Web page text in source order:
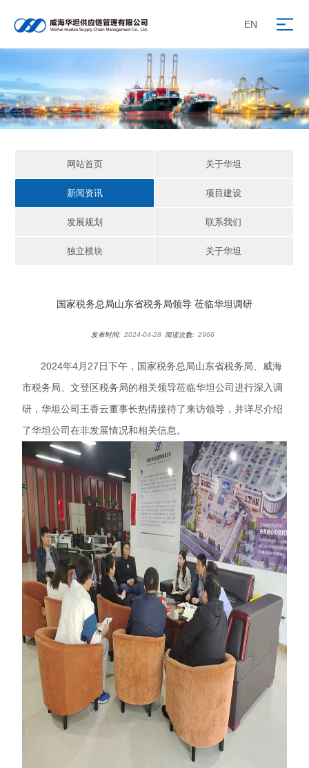
EN
网站首页 关于华坦
新闻资讯 项目建设
发展规划 联系我们
独立模块 关于华坦
国家税务总局山东省税务局领导 莅临华坦调研
发布时间: 2024-04-28 阅读次数: 2966
2024年4月27日下午，国家税务总局山东省税务局、威海
市税务局、文登区税务局的相关领导莅临华坦公司进行深入调
研，华坦公司王香云董事长热情接待了来访领导，并详尽介绍
了华坦公司在非发展情况和相关信息。